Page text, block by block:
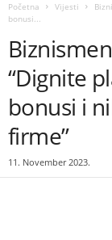
Početna Vijesti
bonusi...
“Dignite
bonusi i
firme”
11. November 2023.